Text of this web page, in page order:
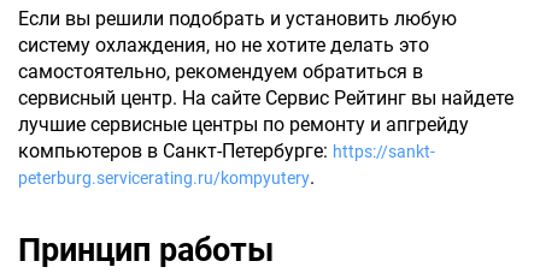
Если вы решили подобрать и установить любую
систему охлаждения, но не хотите делать это
самостоятельно, рекомендуем обратиться в
сервисный центр. На сайте Сервис Рейтинг вы найдете
лучшие сервисные центры по ремонту и апгрейду
компьютеров в Санкт-Петербурге: https://sankt-
peterburg.servicerating.ru/kompyutery.
Принцип работы